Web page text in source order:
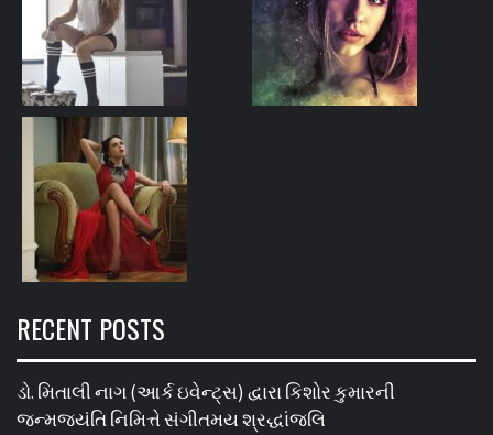
RECENT POSTS
ડો. મિતાલી નાગ (આર્ક ઇવેન્ટ્સ) દ્વારા કિશોર કુમારની
જન્મજયંતિ નિમિત્તે સંગીતમય શ્રદ્ધાંજલિ